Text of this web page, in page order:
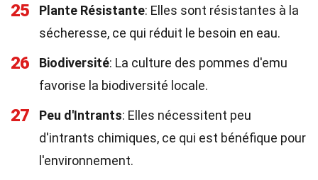
25 Plante Résistante: Elles sont résistantes à la
sécheresse, ce qui réduit le besoin en eau.
26 Biodiversité: La culture des pommes d'emu
favorise la biodiversité locale.
27 Peu d'Intrants: Elles nécessitent peu
d'intrants chimiques, ce qui est bénéfique pour
l'environnement.